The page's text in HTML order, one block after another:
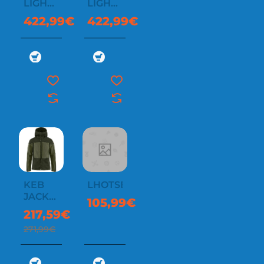
LIGHT
GTX
JKT
422,99€
LIGHT
GTX
JKT
422,99€
-20%
KEB
JACKET
M
217,59€
271,99€
LHOTSE
105,99€